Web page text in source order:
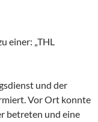
einer: „THL
und der
Vor Ort konnte
betreten und eine